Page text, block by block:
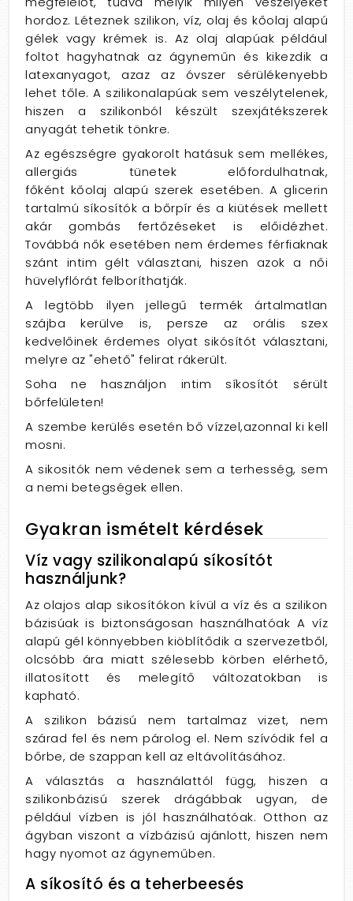
hordoz. Léteznek szilikon, víz, olaj és kőolaj alapú
gélek vagy krémek is. Az olaj alapúak például
foltot hagyhatnak az ágyneműn és kikezdik a
latexanyagot, azaz az óvszer sérülékenyebb
lehet tőle. A szilikonalapúak sem veszélytelenek,
hiszen a szilikonból készült szexjátékszerek
anyagát tehetik tönkre.
Az egészségre gyakorolt hatásuk sem mellékes,
allergiás tünetek előfordulhatnak,
főként kőolaj alapú szerek esetében. A glicerin
tartalmú síkosítók a bőrpír és a kiütések mellett
akár gombás fertőzéseket is előidézhet.
Továbbá nők esetében nem érdemes férfiaknak
szánt intim gélt választani, hiszen azok a női
hüvelyflórát felboríthatják.
A legtöbb ilyen jellegű termék ártalmatlan
szájba kerülve is, persze az orális szex
kedvelőinek érdemes olyat sikósítót választani,
melyre az "ehető" felirat rákerült.
Soha ne használjon intim síkosítót sérült
bőrfelületen!
A szembe kerülés esetén bő vízzel,azonnal ki kell
mosni.
A sikositók nem védenek sem a terhesség, sem
a nemi betegségek ellen.
Gyakran ismételt kérdések
Víz vagy szilikonalapú síkosítót
használjunk?
Az olajos alap sikosítókon kívül a víz és a szilikon
bázisúak is biztonságosan használhatóak A víz
alapú gél könnyebben kiöblítődik a szervezetből,
olcsóbb ára miatt szélesebb körben elérhető,
illatosított és melegítő változatokban is
kapható.
A szilikon bázisú nem tartalmaz vizet, nem
szárad fel és nem párolog el. Nem szívódik fel a
bőrbe, de szappan kell az eltávolításához.
A választás a használattól függ, hiszen a
szilikonbázisú szerek drágábbak ugyan, de
például vízben is jól használhatóak. Otthon az
ágyban viszont a vízbázisú ajánlott, hiszen nem
hagy nyomot az ágyneműben.
A síkosító és a teherbeesés